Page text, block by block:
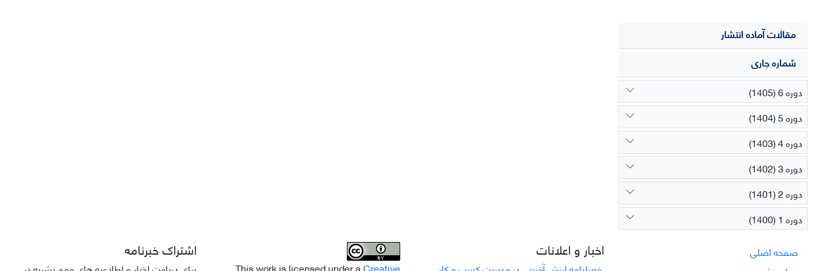
مقالات آماده انتشار
شماره جاری
دوره 6 (1405)
دوره 5 (1404)
دوره 4 (1403)
دوره 3 (1402)
دوره 2 (1401)
دوره 1 (1400)
صفحه اصلی
اخبار و اعلانات اشتراک خبرنامه